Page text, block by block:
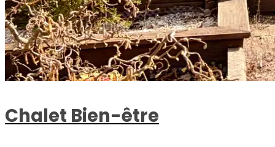
Chalet Bien-être